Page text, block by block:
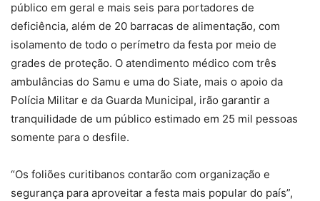
público em geral e mais seis para portadores de
deficiência, além de 20 barracas de alimentação, com
isolamento de todo o perímetro da festa por meio de
grades de proteção. O atendimento médico com três
ambulâncias do Samu e uma do Siate, mais o apoio da
Polícia Militar e da Guarda Municipal, irão garantir a
tranquilidade de um público estimado em 25 mil pessoas
somente para o desfile.
“Os foliões curitibanos contarão com organização e
segurança para aproveitar a festa mais popular do país”,